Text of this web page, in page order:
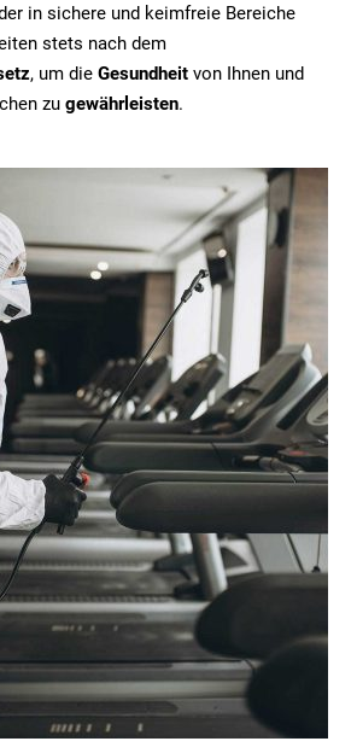
in sichere und keimfreie Bereiche
stets nach dem
, um die Gesundheit von Ihnen und
zu gewährleisten.